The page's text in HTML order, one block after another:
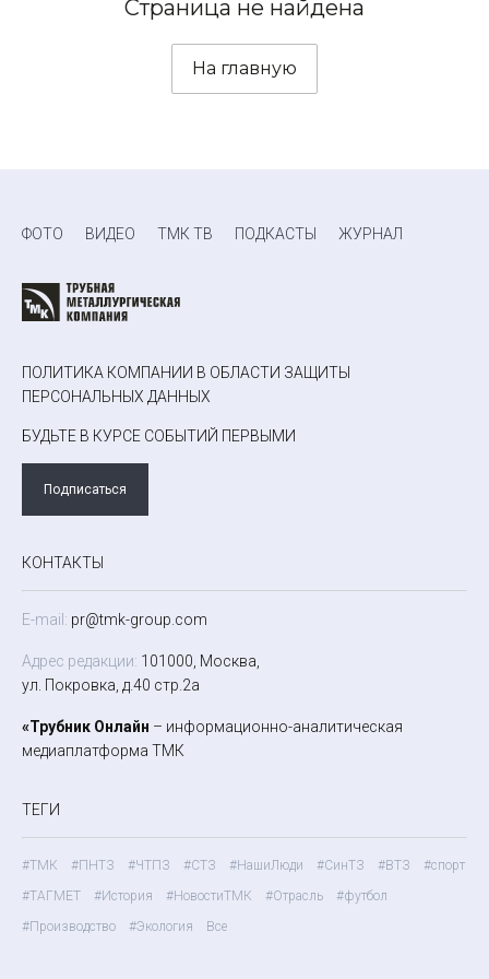
Страница не найдена
На главную
ФОТО ВИДЕО ТМК ТВ ПОДКАСТЫ ЖУРНАЛ
ПОЛИТИКА КОМПАНИИ В ОБЛАСТИ ЗАЩИТЫ
ПЕРСОНАЛЬНЫХ ДАННЫХ
БУДЬТЕ В КУРСЕ СОБЫТИЙ ПЕРВЫМИ
Подписаться
КОНТАКТЫ
E-mail: pr@tmk-group.com
Адрес редакции: 101000, Москва,
ул. Покровка, д.40 стр.2а
«Трубник Онлайн – информационно-аналитическая
медиаплатформа ТМК
ТЕГИ
#ТМК #ПНТЗ #ЧТПЗ #СТЗ #НашиЛюди #СинТЗ #ВТЗ
#спорт
#ТАГМЕТ
#История #НовостиТМК #Отрасль
#футбол
#Производство
#Экология Все